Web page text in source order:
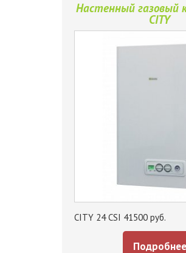
Настенный газовый
CITY
CITY 24 CSI 41500 руб.
Подробнее